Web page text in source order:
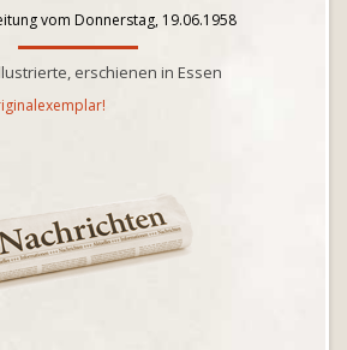
vom Donnerstag, 19.06.1958
erschienen in Essen